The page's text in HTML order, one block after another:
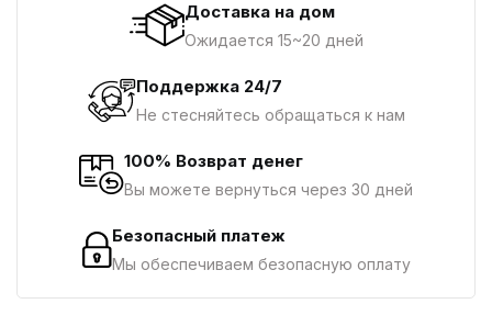
Доставка на дом
Ожидается 15~20 дней
Поддержка 24/7
Не стесняйтесь обращаться к нам
100% Возврат денег
Вы можете вернуться через 30 дней
Безопасный платеж
Мы обеспечиваем безопасную оплату